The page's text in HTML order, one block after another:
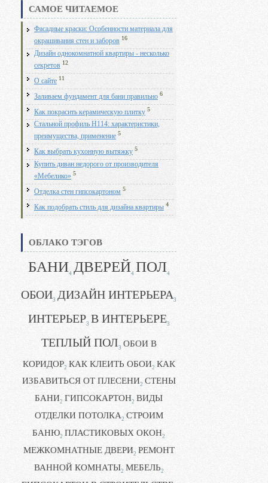
САМОЕ ЧИТАЕМОЕ
Фасадные краски: Особенности материала для
окрашивания стен и заборов 16
Дизайн однокомнатной квартиры - несколько
секретов 12
О сайте 11
Заливаем фундамент для бани правильно 6
Как покрасить керамическую плитку 5
Стальной профиль Н114: характеристики,
преимущества, применение 5
Как выбрать кухонную вытяжку 5
Купить диван недорого от производителя
«Мебелико» 5
Отделка стен гипсокартоном 5
Как подобрать стиль для дизайна квартиры 4
ОБЛАКО ТЭГОВ
БАНИ4 ДВЕРЕЙ4 ПОЛ4
ОБОИ3 ДИЗАЙН ИНТЕРЬЕРА3
ИНТЕРЬЕР3 В ИНТЕРЬЕРЕ3
ТЕПЛЫЙ ПОЛ3 ОБОИ В
КОРИДОР2 КАК КЛЕИТЬ ОБОИ2 КАК
ИЗБАВИТЬСЯ ОТ ПЛЕСЕНИ2 СТЕНЫ
БАНИ2 ГИПСОКАРТОН2 ВИДЫ
ОТДЕЛКИ ПОТОЛКА2 СТРОИМ
БАНЮ2 ПЛАСТИКОВЫХ ОКОН2
МЕЖКОМНАТНЫЕ ДВЕРИ2 РЕМОНТ
ВАННОЙ КОМНАТЫ2 МЕБЕЛЬ2